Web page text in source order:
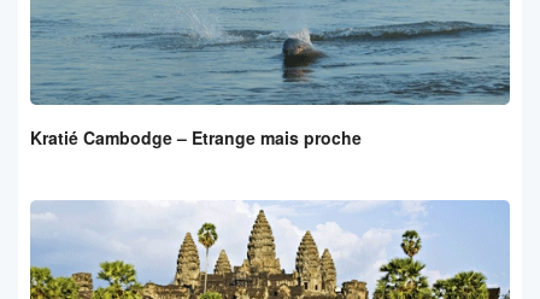
Kratié Cambodge – Etrange mais proche